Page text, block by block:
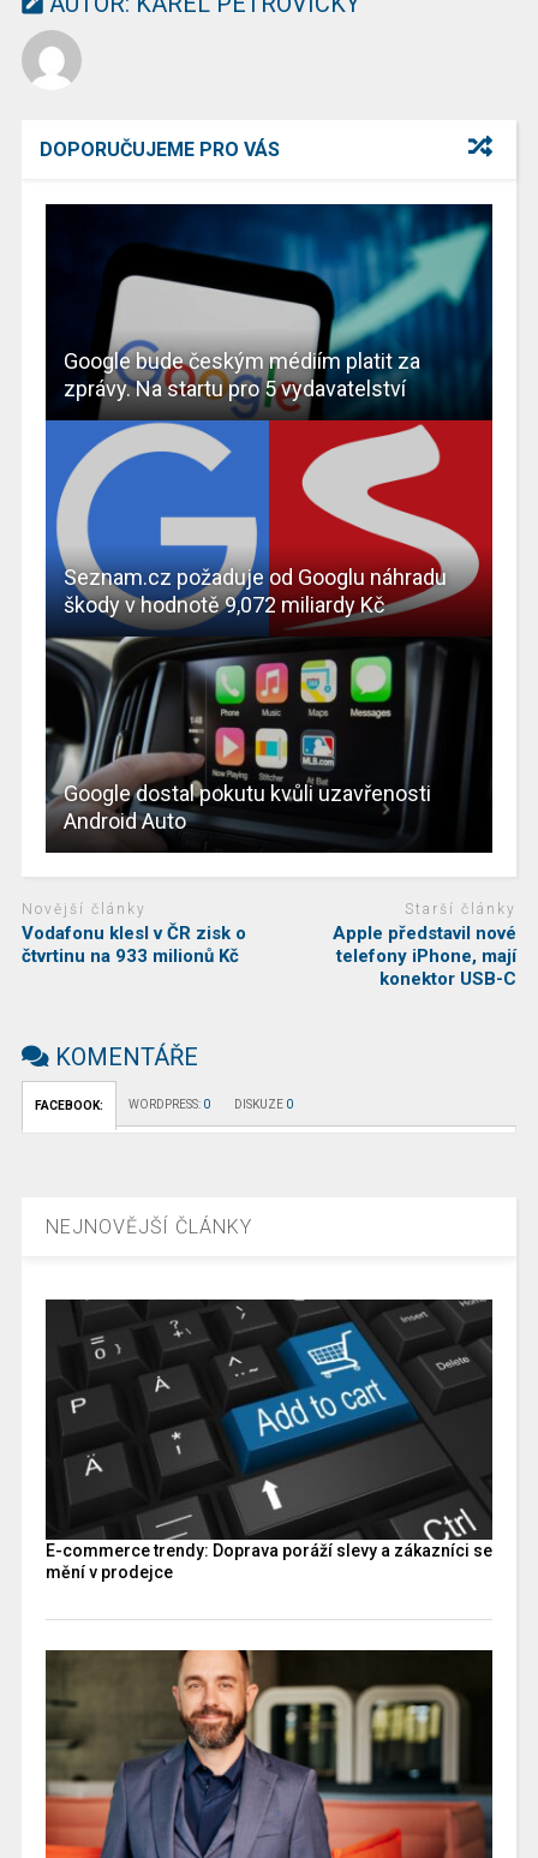
DOPORUČUJEME PRO VÁS
Google bude českým médiím platit za
zprávy. Na startu pro 5 vydavatelství
Seznam.cz požaduje od Googlu náhradu
škody v hodnotě 9,072 miliardy Kč
Google dostal pokutu kvůli uzavřenosti
Android Auto
Novější články
Vodafonu klesl v ČR zisk o
čtvrtinu na 933 milionů Kč
Starší články
Apple představil nové
telefony iPhone, mají
konektor USB-C
KOMENTÁŘE
FACEBOOK: WORDPRESS: 0 DISKUZE 0
NEJNOVĚJŠÍ ČLÁNKY
E-commerce trendy: Doprava poráží slevy a zákazníci se
mění v prodejce